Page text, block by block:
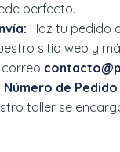
perfecto.
Haz tu pedido
sitio web y
Número de Pedido
taller se